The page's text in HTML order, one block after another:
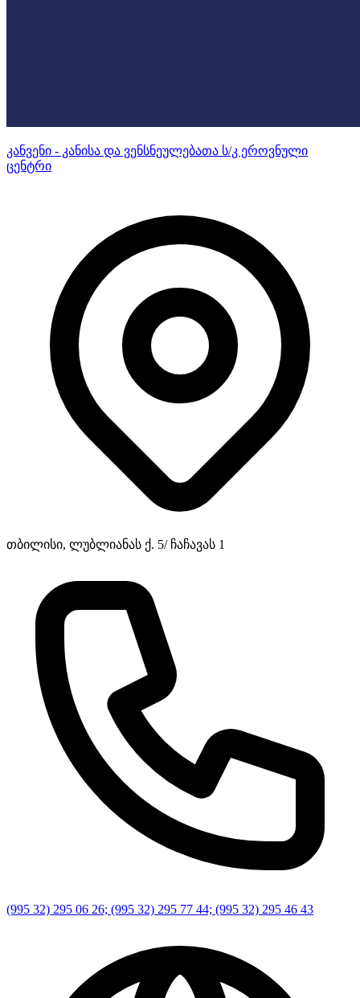
კანვენი - კანისა და ვენსნეულებათა ს/კ ეროვნული
ცენტრი
თბილისი, ლუბლიანას ქ. 5/ ჩაჩავას 1
(995 32) 295 06 26; (995 32) 295 77 44; (995 32) 295 46 43